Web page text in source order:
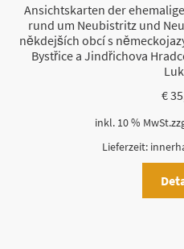
Ansichtskarten der
rund um Neubistritz und
někdejších obcí s
Bystřice a Jindřichova
€
inkl. 10 % MwSt.
Lieferzeit: